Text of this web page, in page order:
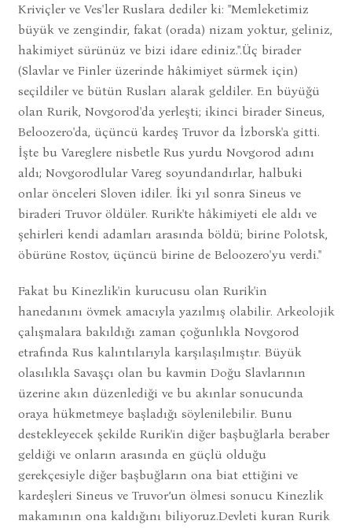
Kriviçler ve Ves'ler Ruslara dediler ki: "Memleketimiz
büyük ve zengindir, fakat (orada) nizam yoktur, geliniz,
hakimiyet sürünüz ve bizi idare ediniz.".Üç birader
(Slavlar ve Finler üzerinde hâkimiyet sürmek için)
seçildiler ve bütün Rusları alarak geldiler. En büyüğü
olan Rurik, Novgorod'da yerleşti; ikinci birader Sineus,
Beloozero'da, üçüncü kardeş Truvor da İzborsk'a gitti.
İşte bu Vareglere nisbetle Rus yurdu Novgorod adını
aldı; Novgorodlular Vareg soyundandırlar, halbuki
onlar önceleri Sloven idiler. İki yıl sonra Sineus ve
biraderi Truvor öldüler. Rurik'te hâkimiyeti ele aldı ve
şehirleri kendi adamları arasında böldü; birine Polotsk,
öbürüne Rostov, üçüncü birine de Beloozero'yu verdi."
Fakat bu Kinezlik'in kurucusu olan Rurik'in
hanedanını övmek amacıyla yazılmış olabilir. Arkeolojik
çalışmalara bakıldığı zaman çoğunlıkla Novgorod
etrafında Rus kalıntılarıyla karşılaşılmıştır. Büyük
olasılıkla Savaşçı olan bu kavmin Doğu Slavlarının
üzerine akın düzenlediği ve bu akınlar sonucunda
oraya hükmetmeye başladığı söylenilebilir. Bunu
destekleyecek şekilde Rurik'in diğer başbuğlarla beraber
geldiği ve onların arasında en güçlü olduğu
gerekçesiyle diğer başbuğların ona biat ettiğini ve
kardeşleri Sineus ve Truvor’un ölmesi sonucu Kinezlik
makamının ona kaldığını biliyoruz.Devleti kuran Rurik